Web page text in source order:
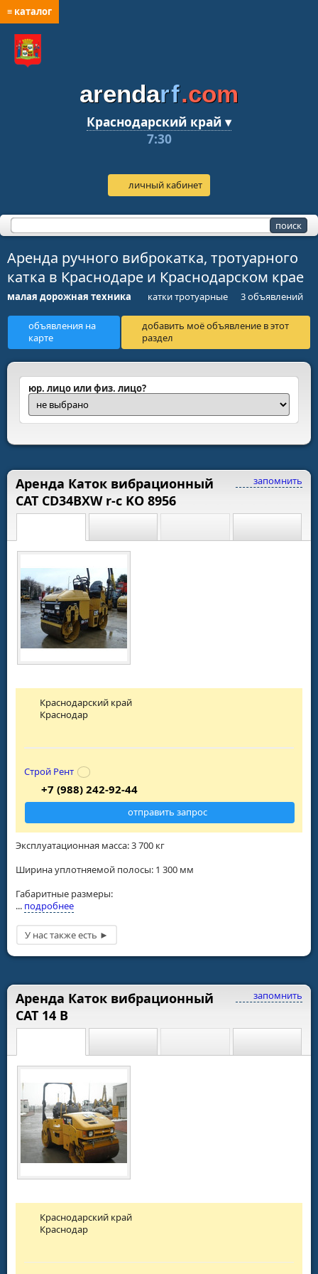
≡ каталог
arendarf.com
Краснодарский край ▾
7:30
личный кабинет
Аренда ручного виброкатка, тротуарного
катка в Краснодаре и Краснодарском крае
малая дорожная техника катки тротуарные 3 объявлений
объявления на
карте
добавить моё объявление в этот
раздел
юр. лицо или физ. лицо?
запомнить
Аренда Каток вибрационный
CAT CD34BXW r-c KO 8956
Эксплуатационная масса: 3 700 кг
Ширина уплотняемой полосы: 1 300 мм
Габаритные размеры:
... подробнее
Краснодарский край
Краснодар
Строй Рент
+7 (988) 242-92-44
отправить запрос
запомнить
Аренда Каток вибрационный
CAT 14 B
Краснодарский край
Краснодар